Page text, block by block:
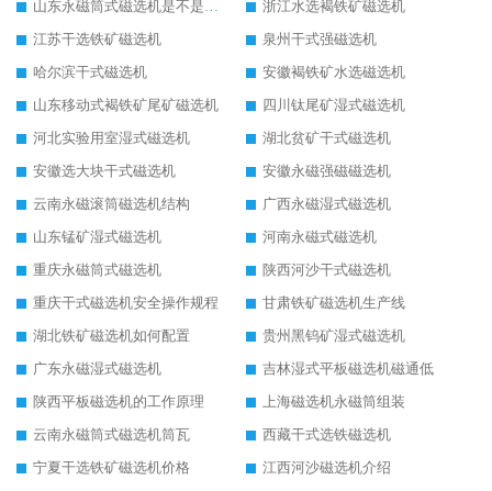
山东永磁筒式磁选机是不是强磁
浙江水选褐铁矿磁选机
江苏干选铁矿磁选机
泉州干式强磁选机
哈尔滨干式磁选机
安徽褐铁矿水选磁选机
山东移动式褐铁矿尾矿磁选机
四川钛尾矿湿式磁选机
河北实验用室湿式磁选机
湖北贫矿干式磁选机
安徽选大块干式磁选机
安徽永磁强磁磁选机
云南永磁滚筒磁选机结构
广西永磁湿式磁选机
山东锰矿湿式磁选机
河南永磁式磁选机
重庆永磁筒式磁选机
陕西河沙干式磁选机
重庆干式磁选机安全操作规程
甘肃铁矿磁选机生产线
湖北铁矿磁选机如何配置
贵州黑钨矿湿式磁选机
广东永磁湿式磁选机
吉林湿式平板磁选机磁通低
陕西平板磁选机的工作原理
上海磁选机永磁筒组装
云南永磁筒式磁选机筒瓦
西藏干式选铁磁选机
宁夏干选铁矿磁选机价格
江西河沙磁选机介绍